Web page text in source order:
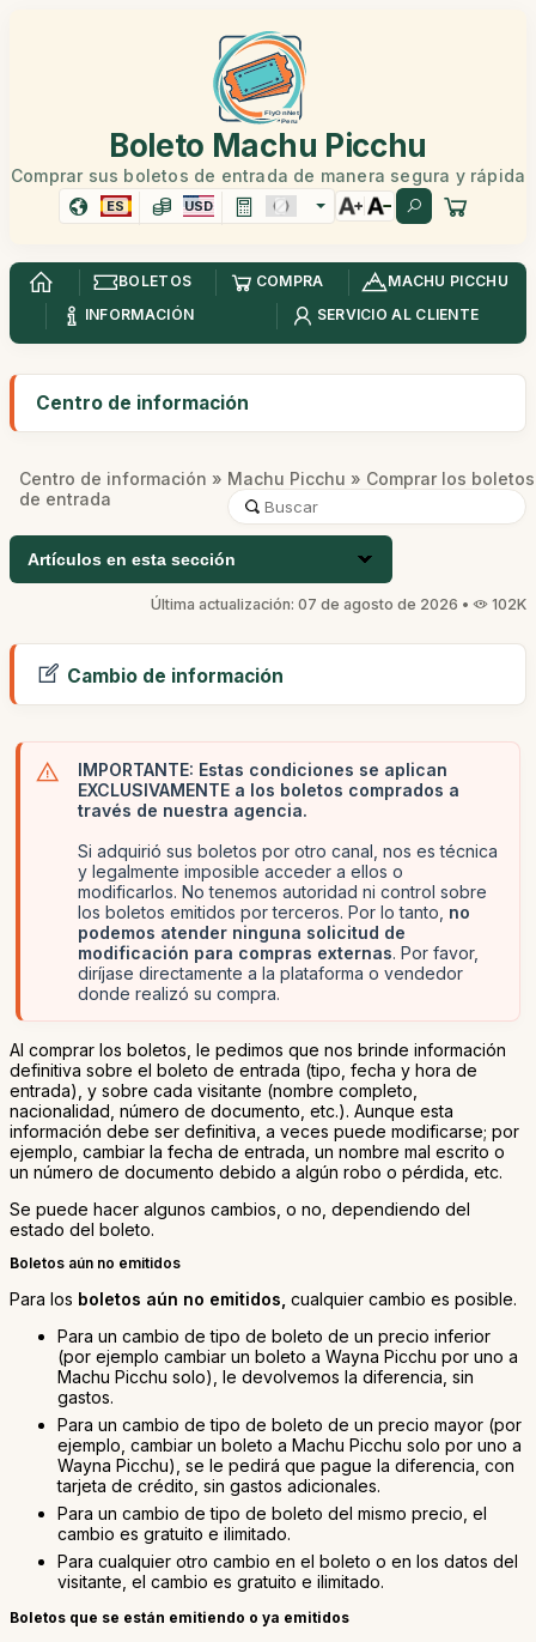
Boleto Machu Picchu
Comprar sus boletos de entrada de manera segura y rápida
ES USD
BOLETOS COMPRA
MACHU PICCHU
INFORMACIÓN
SERVICIO AL CLIENTE
Centro de información
Centro de información » Machu Picchu » Comprar los boletos
de entrada
Artículos en esta sección
Última actualización: 07 de agosto de 2026 • 102K
Cambio de información
IMPORTANTE: Estas condiciones se aplican
EXCLUSIVAMENTE a los boletos comprados a
través de nuestra agencia.
Si adquirió sus boletos por otro canal, nos es técnica
y legalmente imposible acceder a ellos o
modificarlos. No tenemos autoridad ni control sobre
los boletos emitidos por terceros. Por lo tanto, no
podemos atender ninguna solicitud de
modificación para compras externas. Por favor,
diríjase directamente a la plataforma o vendedor
donde realizó su compra.
Al comprar los boletos, le pedimos que nos brinde información
definitiva sobre el boleto de entrada (tipo, fecha y hora de
entrada), y sobre cada visitante (nombre completo,
nacionalidad, número de documento, etc.). Aunque esta
información debe ser definitiva, a veces puede modificarse; por
ejemplo, cambiar la fecha de entrada, un nombre mal escrito o
un número de documento debido a algún robo o pérdida, etc.
Se puede hacer algunos cambios, o no, dependiendo del
estado del boleto.
Boletos aún no emitidos
Para los boletos aún no emitidos, cualquier cambio es posible.
Para un cambio de tipo de boleto de un precio inferior
(por ejemplo cambiar un boleto a Wayna Picchu por uno a
Machu Picchu solo), le devolvemos la diferencia, sin
gastos.
Para un cambio de tipo de boleto de un precio mayor (por
ejemplo, cambiar un boleto a Machu Picchu solo por uno a
Wayna Picchu), se le pedirá que pague la diferencia, con
tarjeta de crédito, sin gastos adicionales.
Para un cambio de tipo de boleto del mismo precio, el
cambio es gratuito e ilimitado.
Para cualquier otro cambio en el boleto o en los datos del
visitante, el cambio es gratuito e ilimitado.
Boletos que se están emitiendo o ya emitidos